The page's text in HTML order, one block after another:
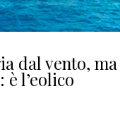
dal vento, ma
l’eolico